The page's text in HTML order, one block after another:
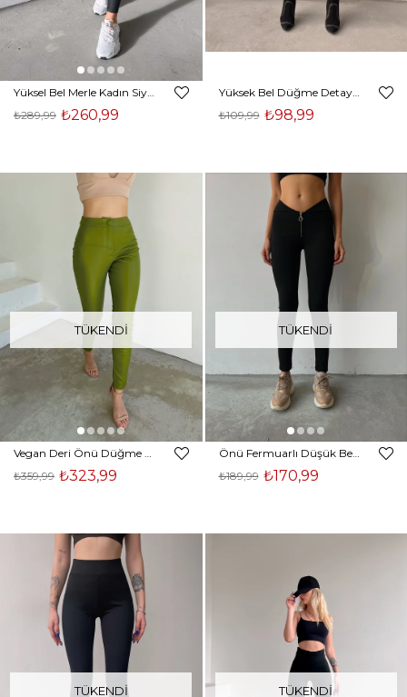
₺260,99
₺289,99
Yüksek Bel Düğme Detaylı Kadın Siyah Tayt 22K000224
₺98,99
₺109,99
TÜKENDI
₺323,99
₺359,99
TÜKENDI
Önü Fermuarlı Düşük Bel Kadın Siyah Tayt 22K000029
₺170,99
₺189,99
TÜKENDI TÜKENDI